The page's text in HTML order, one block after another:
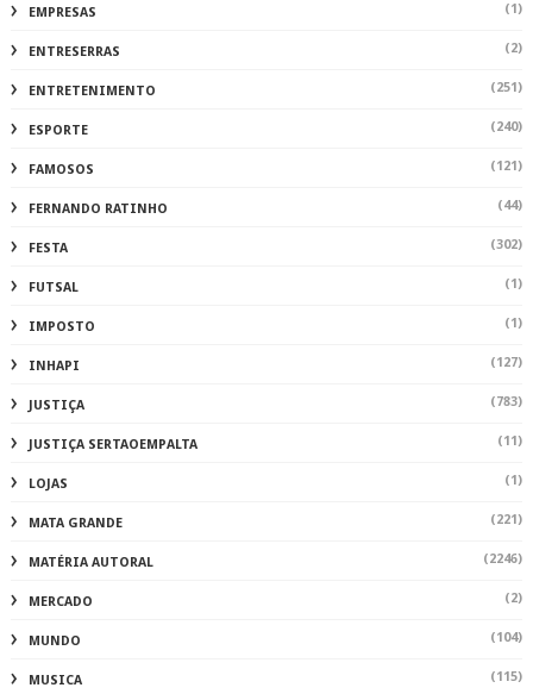
EMPRESAS (1)
ENTRESERRAS (2)
ENTRETENIMENTO (251)
ESPORTE (240)
FAMOSOS (121)
FERNANDO RATINHO (44)
FESTA (302)
FUTSAL (1)
IMPOSTO (1)
INHAPI (127)
JUSTIÇA (783)
JUSTIÇA SERTAOEMPALTA (11)
LOJAS (1)
MATA GRANDE (221)
MATÉRIA AUTORAL (2246)
MERCADO (2)
MUNDO (104)
MUSICA (115)